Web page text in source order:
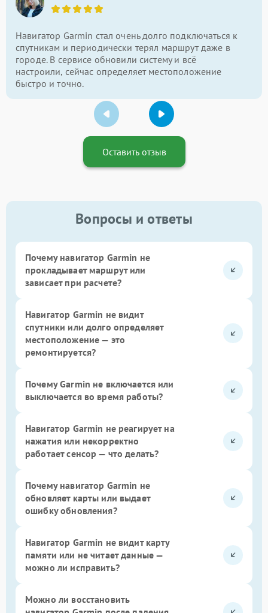
Навигатор Garmin стал очень долго подключаться к
спутникам и периодически терял маршрут даже в
городе. В сервисе обновили систему и всё
настроили, сейчас определяет местоположение
быстро и точно.
Оставить отзыв
Вопросы и ответы
Почему навигатор Garmin не
прокладывает маршрут или
зависает при расчете?
Навигатор Garmin не видит
спутники или долго определяет
местоположение — это
ремонтируется?
Почему Garmin не включается или
выключается во время работы?
Навигатор Garmin не реагирует на
нажатия или некорректно
работает сенсор — что делать?
Почему навигатор Garmin не
обновляет карты или выдает
ошибку обновления?
Навигатор Garmin не видит карту
памяти или не читает данные —
можно ли исправить?
Можно ли восстановить